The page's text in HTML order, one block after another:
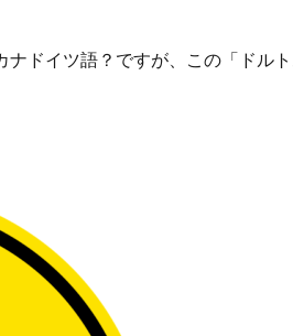
ドイツ語？ですが、この「ドル